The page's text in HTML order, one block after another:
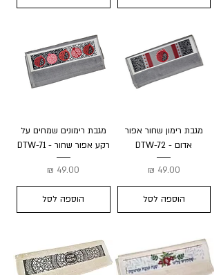
מגבת רימון שחור אפור
אדום - DTW-72
מחיר
הוספה לסל
מגבת רימונים שמחים על
רקע אפור שחור - DTW-71
מחיר
הוספה לסל